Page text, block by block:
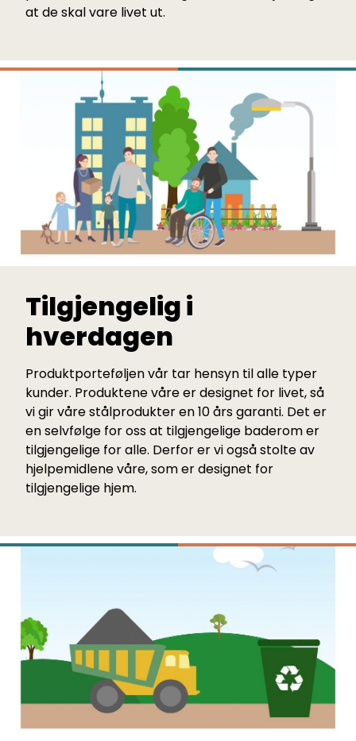
at de skal vare livet ut.
Tilgjengelig i
hverdagen
Produktporteføljen vår tar hensyn til alle typer
kunder. Produktene våre er designet for livet, så
vi gir våre stålprodukter en 10 års garanti. Det er
en selvfølge for oss at tilgjengelige baderom er
tilgjengelige for alle. Derfor er vi også stolte av
hjelpemidlene våre, som er designet for
tilgjengelige hjem.